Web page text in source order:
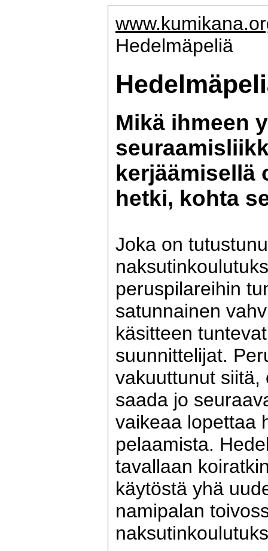
Hedelmäpeliä
Mikä ihmeen
kerjäämisellä
hetki, kohta
Joka on
peruspilareihin
satunnainen
käsitteen
suunnittelijat.
vakuuttunut siitä,
saada jo
vaikeaa lopettaa
pelaamista.
tavallaan
käytöstä yhä
namipalan